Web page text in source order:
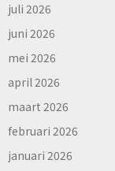
juli 2026
juni 2026
mei 2026
april 2026
maart 2026
februari 2026
januari 2026